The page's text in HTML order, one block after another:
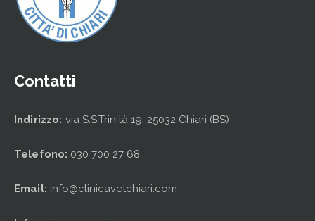
Contatti
Indirizzo: via S.S.Trinità 19, 25032 Chiari (BS)
Telefono: 030 700 27 68
Email: info@clinicavetchiari.com